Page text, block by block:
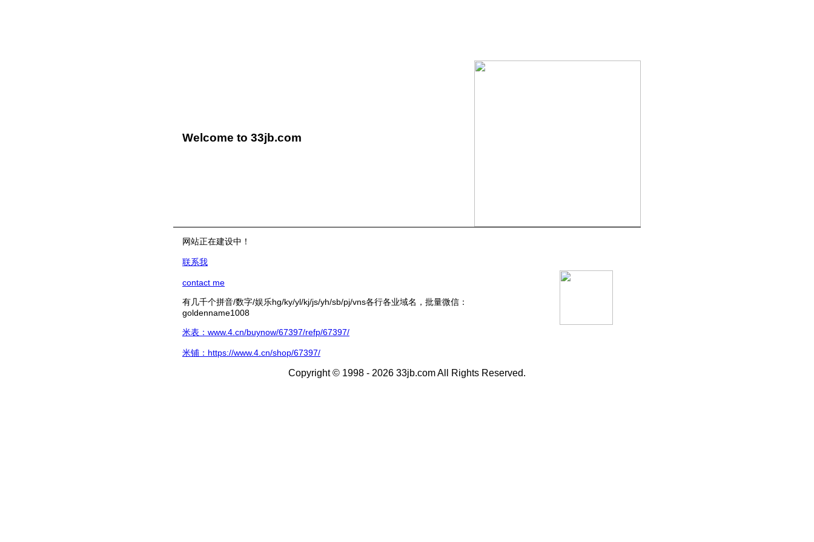
Welcome to 33jb.com
网站正在建设中！
联系我
contact me
有几千个拼音/数字/娱乐hg/ky/yl/kj/js/yh/sb/pj/vns各行各业域名，批量微信：
goldenname1008
米表：www.4.cn/buynow/67397/refp/67397/
米铺：https://www.4.cn/shop/67397/
Copyright © 1998 - 2026 33jb.com All Rights Reserved.